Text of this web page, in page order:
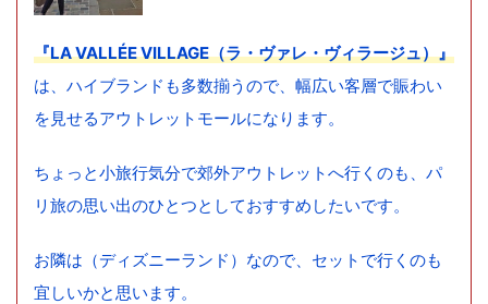
『LA VALLÉE VILLAGE（ラ・ヴァレ・ヴィラージュ）』
は、ハイブランドも多数揃うので、幅広い客層で賑わい
を見せるアウトレットモールになります。
ちょっと小旅行気分で郊外アウトレットへ行くのも、パ
リ旅の思い出のひとつとしておすすめしたいです。
お隣は（ディズニーランド）なので、セットで行くのも
宜しいかと思います。